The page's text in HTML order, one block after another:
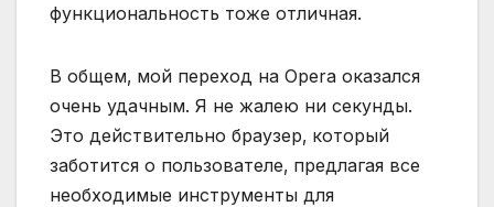
функциональность тоже отличная.
В общем‚ мой переход на Opera оказался
очень удачным. Я не жалею ни секунды.
Это действительно браузер‚ который
заботится о пользователе‚ предлагая все
необходимые инструменты для